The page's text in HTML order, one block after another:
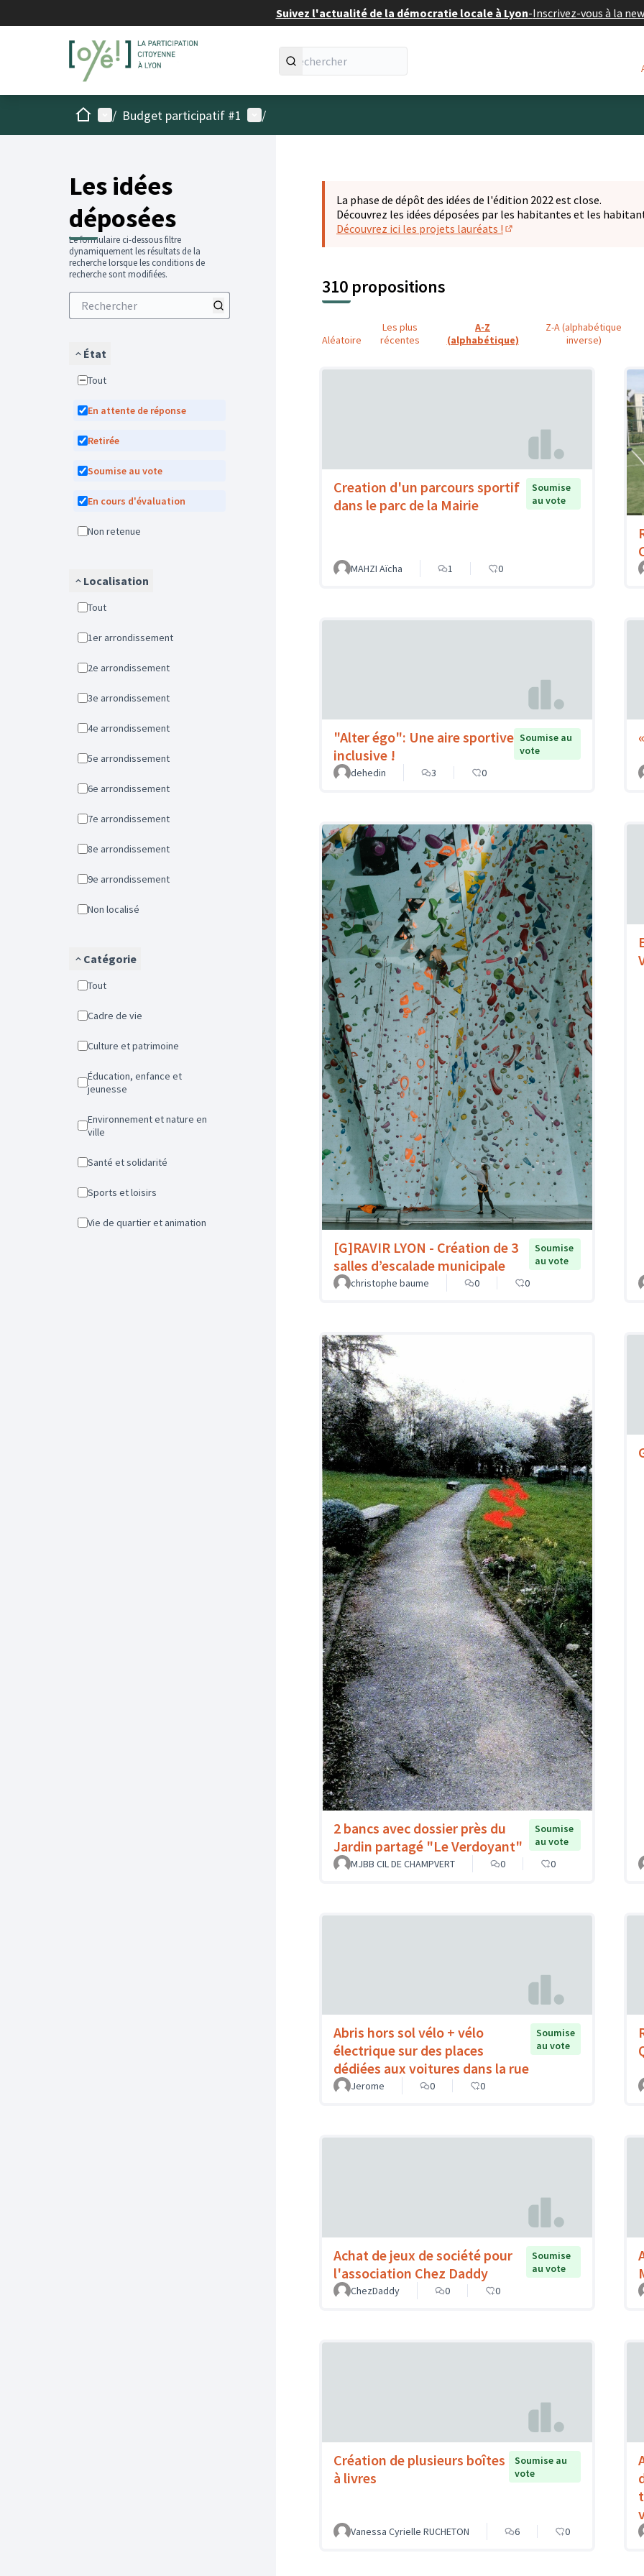
Suivez l'actualité de la démocratie locale à Lyon-Inscrivez-vous à la
AccueilMenu principal
/ Budget participatif #1 Menu utilisateur
/
Les idées
déposées
Le formulaire ci-dessous filtre
dynamiquement les résultats de la
recherche lorsque les conditions de
recherche sont modifiées.
État
Tout
En attente de réponse
Retirée
Soumise au vote
En cours d'évaluation
Non retenue
Localisation
Tout
1er arrondissement
2e arrondissement
3e arrondissement
4e arrondissement
5e arrondissement
6e arrondissement
7e arrondissement
8e arrondissement
9e arrondissement
Non localisé
Catégorie
Tout
Cadre de vie
Culture et patrimoine
Éducation, enfance et
jeunesse
Environnement et nature en
ville
Santé et solidarité
Sports et loisirs
Vie de quartier et animation
La phase de dépôt des idées de l'édition 2022 est close.
Découvrez les idées déposées par les habitantes et les
Découvrez ici les projets lauréats !
310 propositions
Aléatoire
Les plus
récentes
A-Z
(alphabétique)
Z-A (alphabétique
inverse)
Creation d'un parcours sportif
dans le parc de la Mairie
Soumise
au vote
MAHZI Aïcha 1 0
"Alter égo": Une aire sportive
inclusive !
Soumise au
vote
dehedin
3 0
[G]RAVIR LYON - Création de 3
salles d’escalade municipale
Soumise
au vote
christophe baume
0 0
2 bancs avec dossier près du
Jardin partagé "Le Verdoyant"
Soumise
au vote
MJBB CIL DE CHAMPVERT
0 0
Abris hors sol vélo + vélo
électrique sur des places
dédiées aux voitures dans la rue
Soumise
au vote
Jerome 0 0
Achat de jeux de société pour
l'association Chez Daddy
Soumise
au vote
ChezDaddy
0 0
Création de plusieurs boîtes
à livres
Soumise au
vote
Vanessa Cyrielle RUCHETON 6 0